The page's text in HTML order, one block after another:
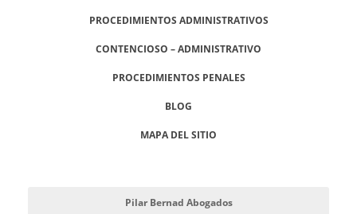
PROCEDIMIENTOS ADMINISTRATIVOS
CONTENCIOSO – ADMINISTRATIVO
PROCEDIMIENTOS PENALES
BLOG
MAPA DEL SITIO
Pilar Bernad Abogados